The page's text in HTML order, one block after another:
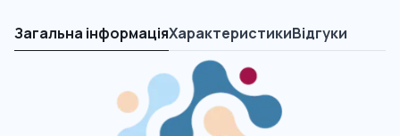
Загальна інформаціяХарактеристикиВідгуки